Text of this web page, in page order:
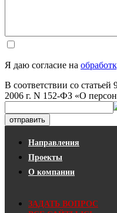
Я даю согласие на
В соответствии со
2006 г. N 152-ФЗ «О
отправить
Направления
Проекты
О компании
ЗАДАТЬ ВОПРОС